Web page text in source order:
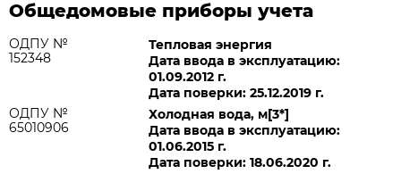
Общедомовые приборы учета
ОДПУ №
152348
Тепловая энергия
Дата ввода в эксплуатацию:
01.09.2012 г.
Дата поверки: 25.12.2019 г.
ОДПУ №
65010906
Холодная вода, м[3*]
Дата ввода в эксплуатацию:
01.06.2015 г.
Дата поверки: 18.06.2020 г.